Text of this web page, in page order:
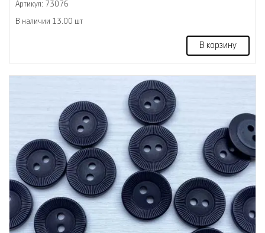
Артикул: 73076
В наличии 13.00 шт
В корзину